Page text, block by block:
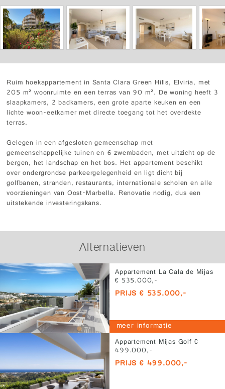
Ruim hoekappartement in Santa Clara Green Hills, Elviria, met
205 m² woonruimte en een terras van 90 m². De woning heeft 3
slaapkamers, 2 badkamers, een grote aparte keuken en een
lichte woon-eetkamer met directe toegang tot het overdekte
terras.
Gelegen in een afgesloten gemeenschap met
gemeenschappelijke tuinen en 6 zwembaden, met uitzicht op de
bergen, het landschap en het bos. Het appartement beschikt
over ondergrondse parkeergelegenheid en ligt dicht bij
golfbanen, stranden, restaurants, internationale scholen en alle
voorzieningen van Oost-Marbella. Renovatie nodig, dus een
uitstekende investeringskans.
Alternatieven
Appartement La Cala de Mijas
€ 535.000,-
PRIJS € 535.000,-
meer informatie
Appartement Mijas Golf €
499.000,-
PRIJS € 499.000,-